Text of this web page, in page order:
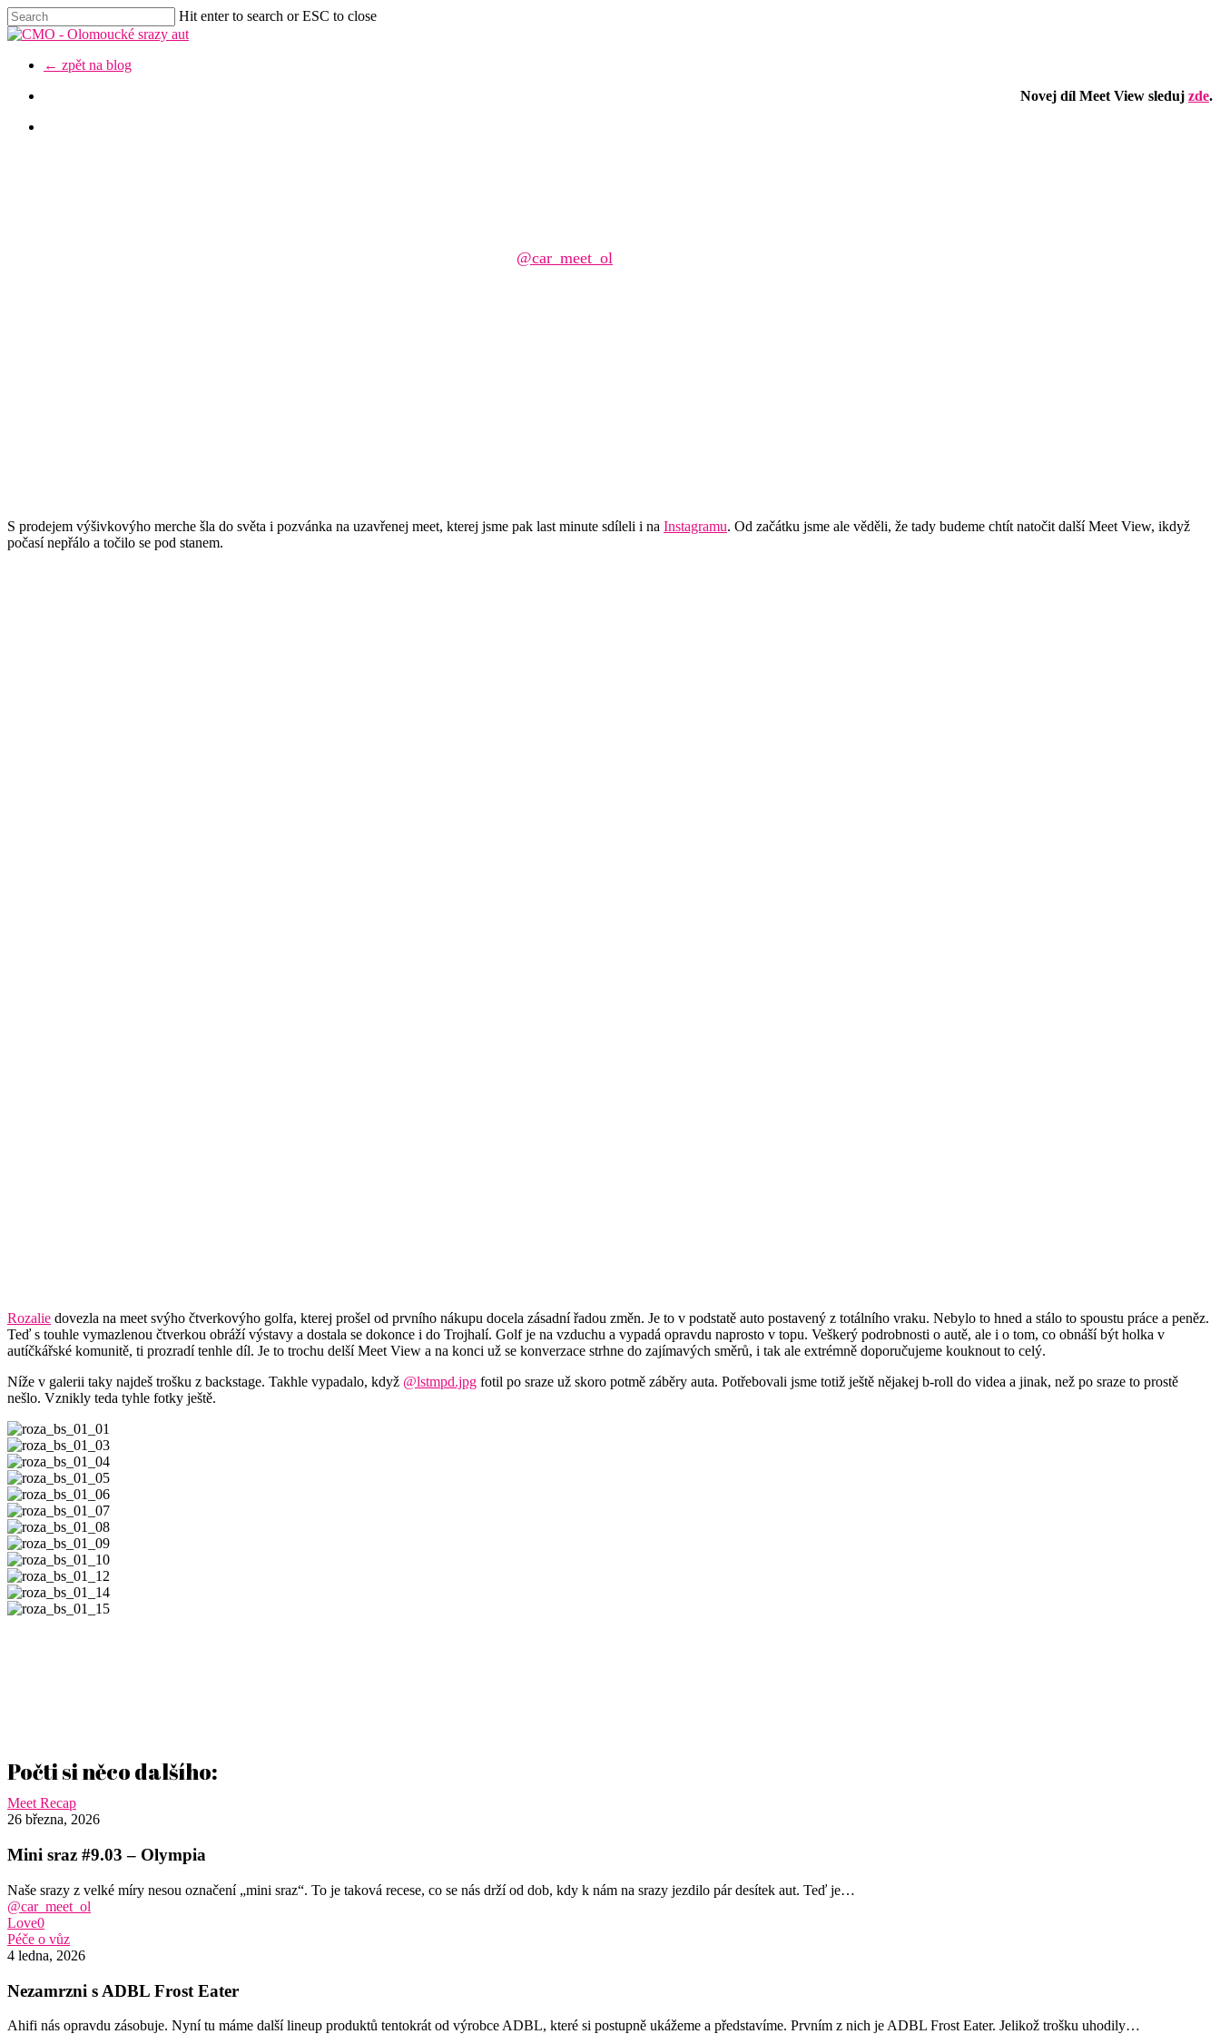
Skip
to
content
Hit enter to search or ESC to close
Close
Menu
← zpět na blog
Novej díl Meet View sleduj zde.
@car_meet_ol
S prodejem výšivkovýho merche šla do světa i pozvánka na uzavřenej meet, kterej jsme pak last minute sdíleli i na Instagramu. Od začátku jsme ale věděli, že tady budeme chtít natočit další Meet View, ikdyž
počasí nepřálo a točilo se pod stanem.
Rozalie dovezla na meet svýho čtverkovýho golfa, kterej prošel od prvního nákupu docela zásadní řadou změn. Je to v podstatě auto postavený z totálního vraku. Nebylo to hned a stálo to spoustu práce a peněz.
Teď s touhle vymazlenou čtverkou obráží výstavy a dostala se dokonce i do Trojhalí. Golf je na vzduchu a vypadá opravdu naprosto v topu. Veškerý podrobnosti o autě, ale i o tom, co obnáší být holka v
autíčkářské komunitě, ti prozradí tenhle díl. Je to trochu delší Meet View a na konci už se konverzace strhne do zajímavých směrů, i tak ale extrémně doporučujeme kouknout to celý.
Níže v galerii taky najdeš trošku z backstage. Takhle vypadalo, když @lstmpd.jpg fotil po sraze už skoro potmě záběry auta. Potřebovali jsme totiž ještě nějakej b-roll do videa a jinak, než po sraze to prostě
nešlo. Vznikly teda tyhle fotky ještě.
roza_bs_01_01
roza_bs_01_03
roza_bs_01_04
roza_bs_01_05
roza_bs_01_06
roza_bs_01_07
roza_bs_01_08
roza_bs_01_09
roza_bs_01_10
roza_bs_01_12
roza_bs_01_14
Počti si něco dalšího:
Meet RecapMini
sraz
–
26 března, 2026
Mini sraz #9.03 – Olympia
Naše srazy z velké míry nesou označení „mini sraz“. To je taková recese, co se nás drží od dob, kdy k nám na srazy jezdilo pár desítek aut. Teď je…
@car_meet_ol
Love0
Péče o vůzNezamrzni
s
Frost
4 ledna, 2026
Nezamrzni s ADBL Frost Eater
Ahifi nás opravdu zásobuje. Nyní tu máme další lineup produktů tentokrát od výrobce ADBL, které si postupně ukážeme a představíme. Prvním z nich je ADBL Frost Eater. Jelikož trošku uhodily…